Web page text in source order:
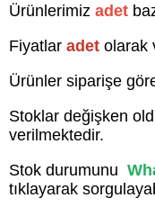
Ürünlerimiz adet
Fiyatlar adet olarak
Ürünler siparişe
Stoklar değişken
verilmektedir.
Stok durumunu
tıklayarak